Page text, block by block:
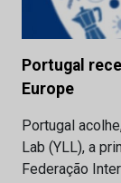
Portugal
Europe
Portugal
Lab (YLL), a
Federação